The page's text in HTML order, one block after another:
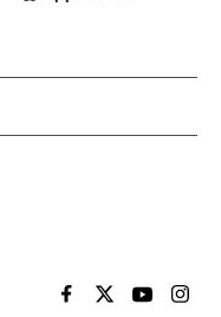
EL PAÍS BRASIL EN
EL PAÍSEL PAÍS
EL